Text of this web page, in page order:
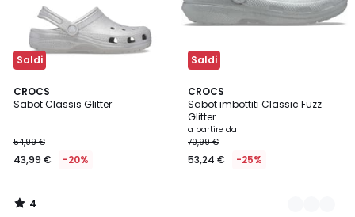
Saldi
CROCS
Sabot Classis Glitter
54,99 €
43,99 € -20%
4
/
4
/
Saldi
CROCS
Sabot imbottiti Classic Fuzz
Glitter
a partire da
70,99 €
53,24 € -25%
2
Colori